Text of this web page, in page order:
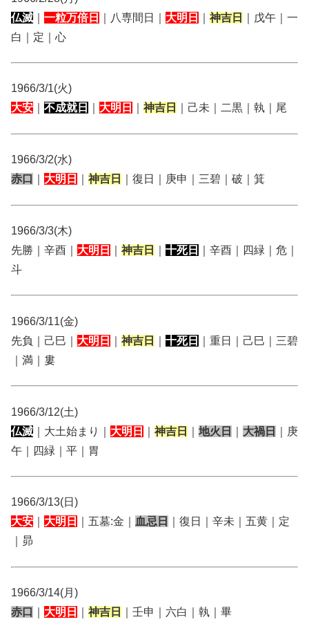
仏滅
一粒万倍日 ｜八専間日｜ 大明日 神吉日
｜戊午｜一
白｜定｜心
1966/3/1(火)
大安
不成就日 大明日 神吉日 ｜己未｜二黒｜執｜尾
1966/3/2(水)
赤口
大明日 神吉日 ｜復日｜庚申｜三碧｜破｜箕
1966/3/3(木)
先勝｜辛酉｜ 大明日 神吉日 十死日
｜辛酉｜四緑｜危｜
斗
1966/3/11(金)
先負｜己巳｜ 大明日 神吉日 十死日
｜重日｜己巳｜三碧
｜満｜婁
1966/3/12(土)
仏滅 ｜大土始まり｜ 大明日 神吉日 地火日 大禍日
｜庚
午｜四緑｜平｜胃
1966/3/13(日)
大安
大明日 ｜五墓:金｜ 血忌日
｜復日｜辛未｜五黄｜定
｜昴
1966/3/14(月)
赤口
大明日 神吉日 ｜壬申｜六白｜執｜畢